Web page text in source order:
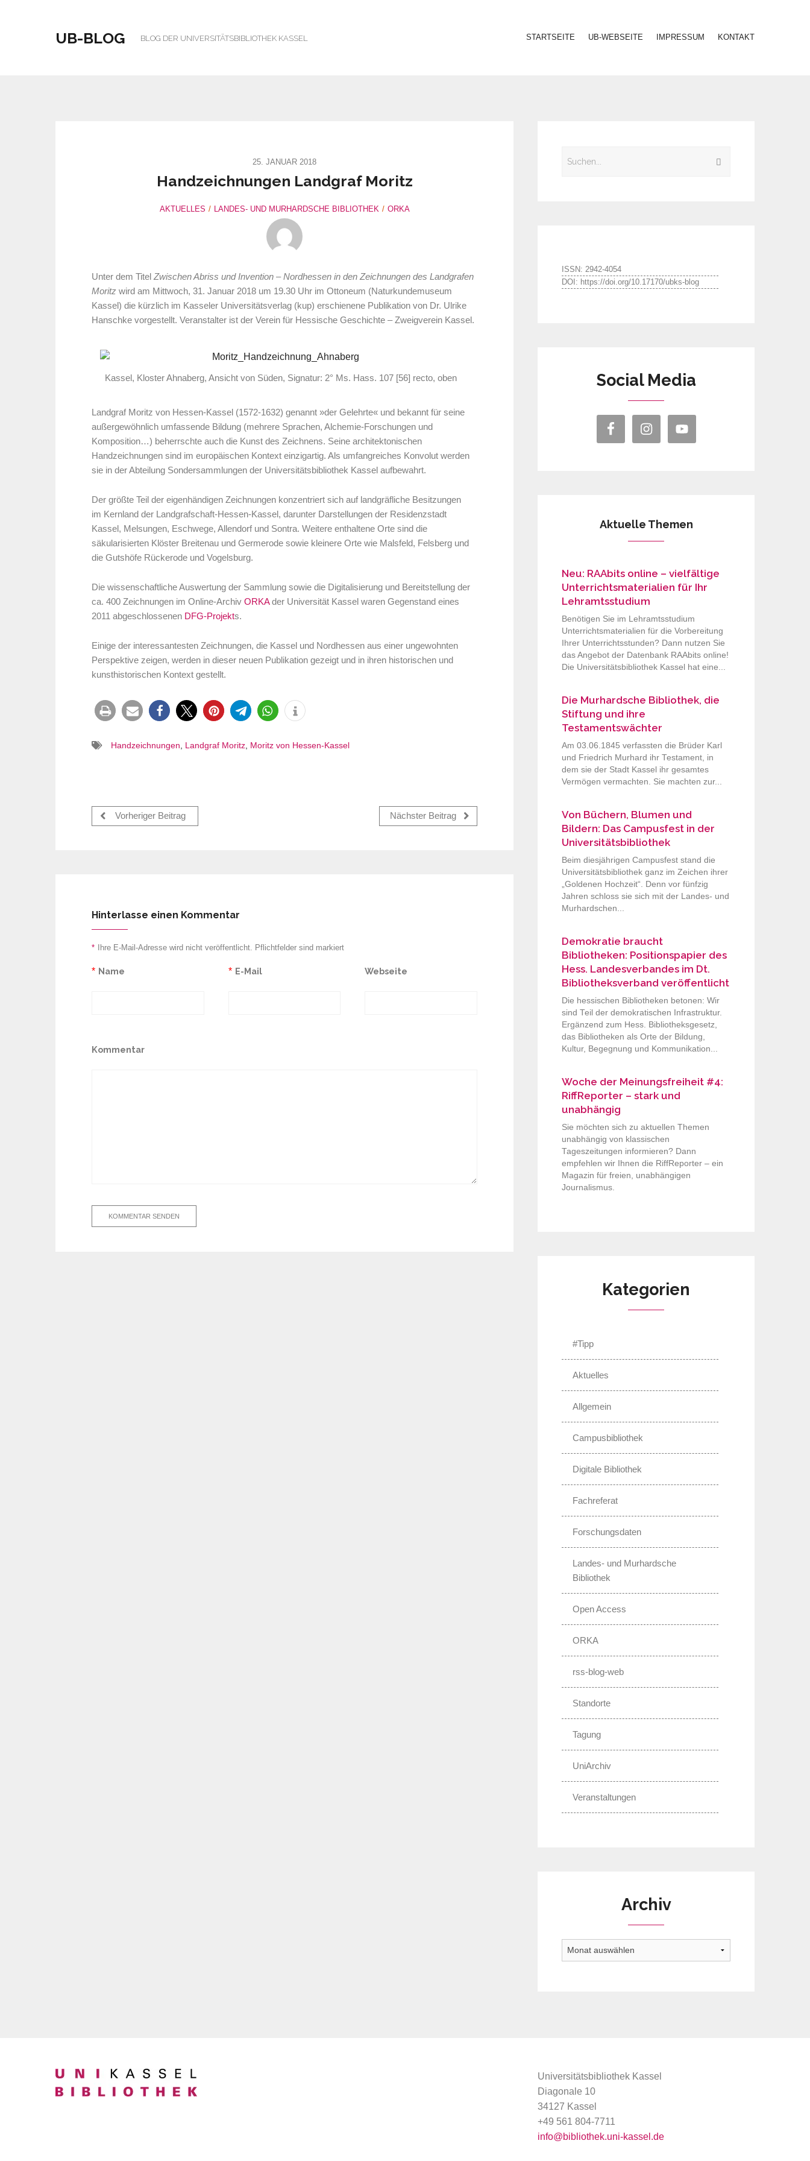
UB-BLOG BLOG DER UNIVERSITÄTSBIBLIOTHEK KASSEL STARTSEITE UB-WEBSEITE IMPRESSUM KONTAKT
25. JANUAR 2018
Handzeichnungen Landgraf Moritz
AKTUELLES LANDES- UND MURHARDSCHE BIBLIOTHEK ORKA
Unter dem Titel Zwischen Abriss und Invention – Nordhessen in den Zeichnungen des Landgrafen
Moritz wird am Mittwoch, 31. Januar 2018 um 19.30 Uhr im Ottoneum (Naturkundemuseum
Kassel) die kürzlich im Kasseler Universitätsverlag (kup) erschienene Publikation von Dr. Ulrike
Hanschke vorgestellt. Veranstalter ist der Verein für Hessische Geschichte – Zweigverein Kassel.
Kassel, Kloster Ahnaberg, Ansicht von Süden, Signatur: 2° Ms. Hass. 107 [56] recto, oben
Landgraf Moritz von Hessen-Kassel (1572-1632) genannt »der Gelehrte« und bekannt für seine
außergewöhnlich umfassende Bildung (mehrere Sprachen, Alchemie-Forschungen und
Komposition…) beherrschte auch die Kunst des Zeichnens. Seine architektonischen
Handzeichnungen sind im europäischen Kontext einzigartig. Als umfangreiches Konvolut werden
sie in der Abteilung Sondersammlungen der Universitätsbibliothek Kassel aufbewahrt.
Der größte Teil der eigenhändigen Zeichnungen konzentriert sich auf landgräfliche Besitzungen
im Kernland der Landgrafschaft-Hessen-Kassel, darunter Darstellungen der Residenzstadt
Kassel, Melsungen, Eschwege, Allendorf und Sontra. Weitere enthaltene Orte sind die
säkularisierten Klöster Breitenau und Germerode sowie kleinere Orte wie Malsfeld, Felsberg und
die Gutshöfe Rückerode und Vogelsburg.
Die wissenschaftliche Auswertung der Sammlung sowie die Digitalisierung und Bereitstellung der
ca. 400 Zeichnungen im Online-Archiv ORKAder Universität Kassel waren Gegenstand eines
2011 abgeschlossenen DFG-Projekts.
Einige der interessantesten Zeichnungen, die Kassel und Nordhessen aus einer ungewohnten
Perspektive zeigen, werden in dieser neuen Publikation gezeigt und in ihren historischen und
kunsthistorischen Kontext gestellt.
Handzeichnungen, Landgraf Moritz, Moritz von Hessen-Kassel
Vorheriger Beitrag Nächster Beitrag
Hinterlasse einen Kommentar
Ihre E-Mail-Adresse wird nicht veröffentlicht. Pflichtfelder sind markiert
*
Name
* E-Mail
* Webseite
Kommentar
ISSN: 2942-4054
DOI: https://doi.org/10.17170/ubks-blog
Social Media
Aktuelle Themen
Neu: RAAbits online – vielfältige
Unterrichtsmaterialien für Ihr
Lehramtsstudium
Benötigen Sie im Lehramtsstudium
Unterrichtsmaterialien für die Vorbereitung
Ihrer Unterrichtsstunden? Dann nutzen Sie
das Angebot der Datenbank RAAbits online!
Die Universitätsbibliothek Kassel hat eine...
Die Murhardsche Bibliothek, die
Stiftung und ihre
Testamentswächter
Am 03.06.1845 verfassten die Brüder Karl
und Friedrich Murhard ihr Testament, in
dem sie der Stadt Kassel ihr gesamtes
Vermögen vermachten. Sie machten zur...
Von Büchern, Blumen und
Bildern: Das Campusfest in der
Universitätsbibliothek
Beim diesjährigen Campusfest stand die
Universitätsbibliothek ganz im Zeichen ihrer
„Goldenen Hochzeit“. Denn vor fünfzig
Jahren schloss sie sich mit der Landes- und
Murhardschen...
Demokratie braucht
Bibliotheken: Positionspapier des
Hess. Landesverbandes im Dt.
Bibliotheksverband veröffentlicht
Die hessischen Bibliotheken betonen: Wir
sind Teil der demokratischen Infrastruktur.
Ergänzend zum Hess. Bibliotheksgesetz,
das Bibliotheken als Orte der Bildung,
Kultur, Begegnung und Kommunikation...
Woche der Meinungsfreiheit #4:
RiffReporter – stark und
unabhängig
Sie möchten sich zu aktuellen Themen
unabhängig von klassischen
Tageszeitungen informieren? Dann
empfehlen wir Ihnen die RiffReporter – ein
Magazin für freien, unabhängigen
Journalismus.
Kategorien
#Tipp
Aktuelles
Allgemein
Campusbibliothek
Digitale Bibliothek
Fachreferat
Forschungsdaten
Landes- und Murhardsche
Bibliothek
Open Access
ORKA
rss-blog-web
Standorte
Tagung
UniArchiv
Veranstaltungen
Archiv
Archiv
Universitätsbibliothek Kassel
Diagonale 10
34127 Kassel
+49 561 804-7711
info@bibliothek.uni-kassel.de